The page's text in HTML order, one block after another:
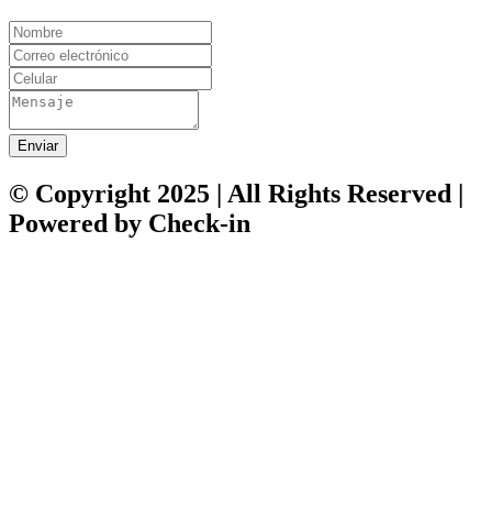
Enviar
© Copyright 2025 | All Rights Reserved |
Powered by Check-in